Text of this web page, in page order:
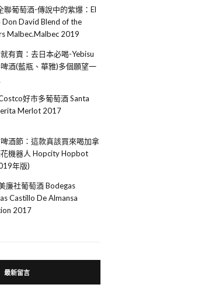
聯葡萄酒-傳說中的紫爆：El
Don David Blend of the
Malbec.Malbec 2019
有賣：去日本必喝-Yebisu
酒(藍瓶、華雅)多個願望一
好市多葡萄酒 Santa
Merlot 2017
酒節：這款真該買來喝加拿
機器人 Hopcity Hopbot
年版)
廉社葡萄酒 Bodegas
Castillo De Almansa
2017
最新留言